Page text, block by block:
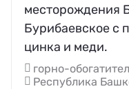
месторождения
Бурибаевское с
цинка и меди.
горно-
Республика